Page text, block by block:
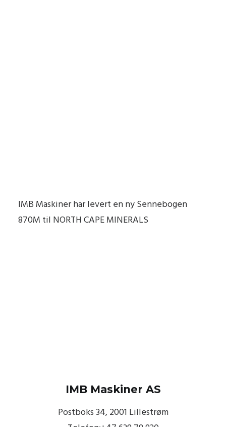
IMB Maskiner har levert en ny Sennebogen
870M til NORTH CAPE MINERALS
IMB Maskiner AS
Postboks 34, 2001 Lillestrøm